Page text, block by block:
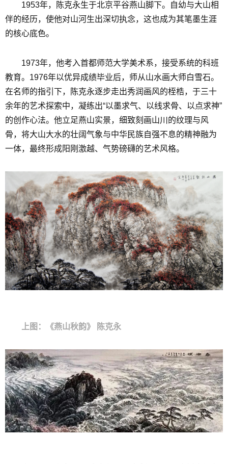
1953年，陈克永生于北京平谷燕山脚下。自幼与大山相
伴的经历，使他对山河生出深切执念，这也成为其笔墨生涯
的核心底色。
1973年，他考入首都师范大学美术系，接受系统的科班
教育。1976年以优异成绩毕业后，师从山水画大师白雪石。
在名师的指引下，陈克永逐步走出秀润画风的桎梏，于三十
余年的艺术探索中，凝练出“以墨求气、以线求骨、以点求神”
的创作心法。他立足燕山实景，细致刻画山川的纹理与风
骨，将大山大水的壮阔气象与中华民族自强不息的精神融为
一体，最终形成阳刚激越、气势磅礴的艺术风格。
上图：《燕山秋韵》 陈克永